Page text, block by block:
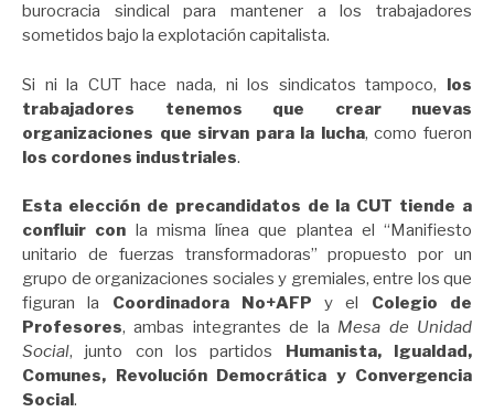
burocracia sindical para mantener a los trabajadores
sometidos bajo la explotación capitalista.
Si ni la CUT hace nada, ni los sindicatos tampoco, los
trabajadores
tenemos que crear nuevas
organizaciones que sirvan para la lucha, como fueron
los cordones industriales.
Esta elección de precandidatos de la CUT tiende a
confluir con la misma línea que plantea el “Manifiesto
unitario de fuerzas transformadoras” propuesto por un
grupo de organizaciones sociales y gremiales, entre los que
figuran la Coordinadora No+AFP y el Colegio de
Profesores, ambas integrantes de la Mesa de Unidad
Social, junto con los partidos Humanista, Igualdad,
Comunes, Revolución Democrática y Convergencia
Social.